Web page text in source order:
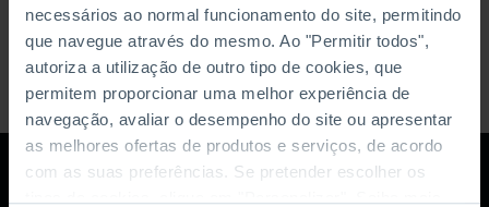
necessários ao normal funcionamento do site, permitindo
que navegue através do mesmo. Ao "Permitir todos",
autoriza a utilização de outro tipo de cookies, que
permitem proporcionar uma melhor experiência de
navegação, avaliar o desempenho do site ou apresentar
as melhores ofertas de produtos e serviços, de acordo
com as suas preferências. Se pretender escolher os